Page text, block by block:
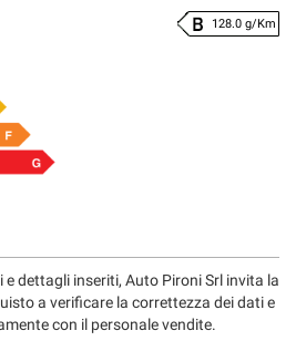
128.0 g/Km
dettagli inseriti, Auto Pironi Srl invita la
a verificare la correttezza dei dati e
con il personale vendite.